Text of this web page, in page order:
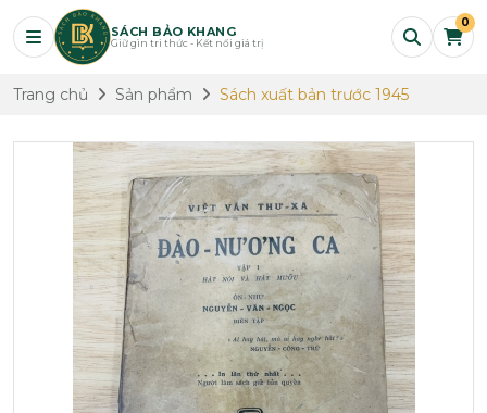
SÁCH BẢO KHANG
Giữ gìn tri thức - Kết nối giá trị
0
Trang chủ Sản phẩm Sách xuất bản trước 1945